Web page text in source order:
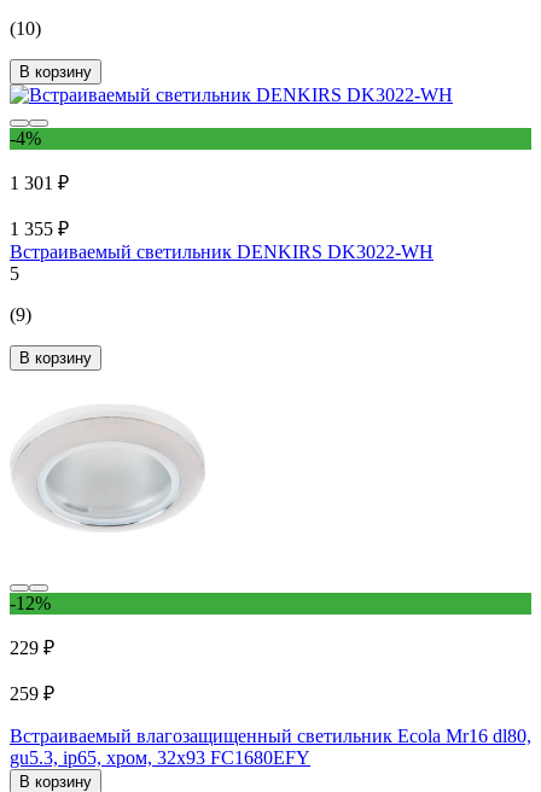
(10)
В корзину
-4%
1 301 ₽
1 355 ₽
Встраиваемый светильник DENKIRS DK3022-WH
5
(9)
В корзину
-12%
229 ₽
259 ₽
Встраиваемый влагозащищенный светильник Ecola Mr16 dl80,
gu5.3, ip65, хром, 32x93 FC1680EFY
В корзину